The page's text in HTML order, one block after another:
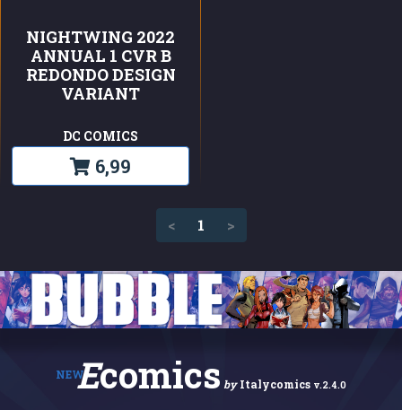
NIGHTWING 2022
ANNUAL 1 CVR B
REDONDO DESIGN
VARIANT
DC COMICS
6,99
< 1 (current)
>
NEWEcomics by Italycomics v.2.4.0